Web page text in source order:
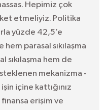
Hepimiz çok
etmeliyiz. Politika
yüzde 42,5’e
parasal sıkılaşma
sıkılaşma hem de
mekanizma -
içine kattığınız
erişim ve